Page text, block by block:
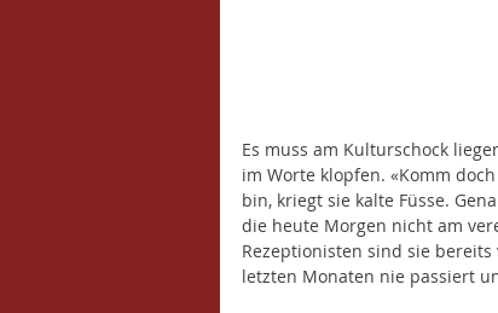
Es muss am Kulturschock
im Worte klopfen. «Komm
bin, kriegt sie kalte Füsse.
die heute Morgen nicht am
Rezeptionisten sind sie
letzten Monaten nie passiert